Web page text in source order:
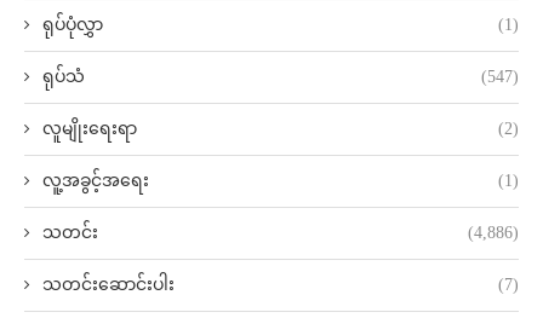
ရုပ်ပုံလွှာ (1)
ရုပ်သံ (547)
လူမျိုးရေးရာ (2)
လူ့အခွင့်အရေး (1)
သတင်း (4,886)
သတင်းဆောင်းပါး (7)